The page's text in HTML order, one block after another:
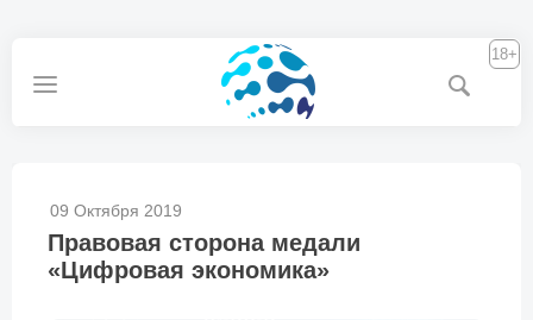
18+
09 Октября 2019
Правовая сторона медали
«Цифровая экономика»